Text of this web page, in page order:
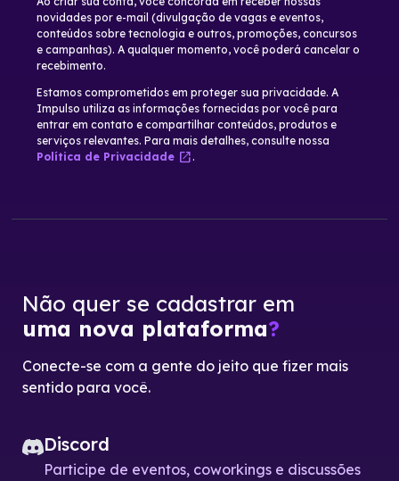
novidades por e-mail (divulgação de vagas e eventos,
conteúdos sobre tecnologia e outros, promoções, concursos
e campanhas). A qualquer momento, você poderá cancelar o
recebimento.
Estamos comprometidos em proteger sua privacidade. A
Impulso utiliza as informações fornecidas por você para
entrar em contato e compartilhar conteúdos, produtos e
serviços relevantes. Para mais detalhes, consulte nossa
Política de Privacidade open_in_new.
Não quer se cadastrar em
uma nova plataforma?
Conecte-se com a gente do jeito que fizer mais
sentido para você.
Discord
Participe de eventos, coworkings e discussões